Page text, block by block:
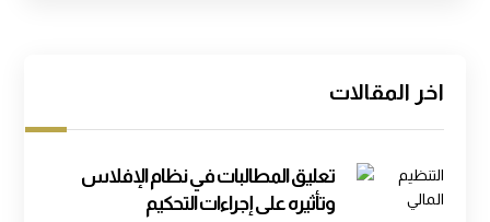
اخر المقالات
تعليق المطالبات في نظام الإفلاس
وتأثيره على إجراءات التحكيم